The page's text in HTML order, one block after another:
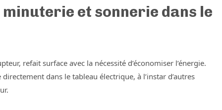
et sonnerie dans le
refait surface avec la nécessité d’économiser l’énergie.
dans le tableau électrique, à l’instar d’autres